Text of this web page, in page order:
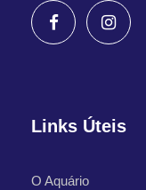
Links Úteis
O Aquário